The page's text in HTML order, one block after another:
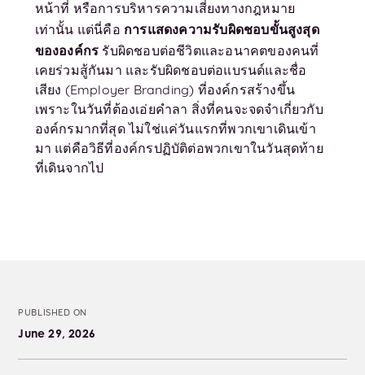
หน้าที่ หรือการบริหารความเสี่ยงทางกฎหมาย
เท่านั้น แต่นี่คือ การแสดงความรับผิดชอบขั้นสูงสุด
ขององค์กร รับผิดชอบต่อชีวิตและอนาคตของคนที่
เคยร่วมสู้กันมา และรับผิดชอบต่อแบรนด์และชื่อ
เสียง (Employer Branding) ที่องค์กรสร้างขึ้น
เพราะในวันที่ต้องเอ่ยคำลา สิ่งที่คนจะจดจำเกี่ยวกับ
องค์กรมากที่สุด ไม่ใช่แค่วันแรกที่พวกเขาเดินเข้า
มา แต่คือวิธีที่องค์กรปฏิบัติต่อพวกเขาในวันสุดท้าย
ที่เดินจากไป
PUBLISHED ON
June 29, 2026